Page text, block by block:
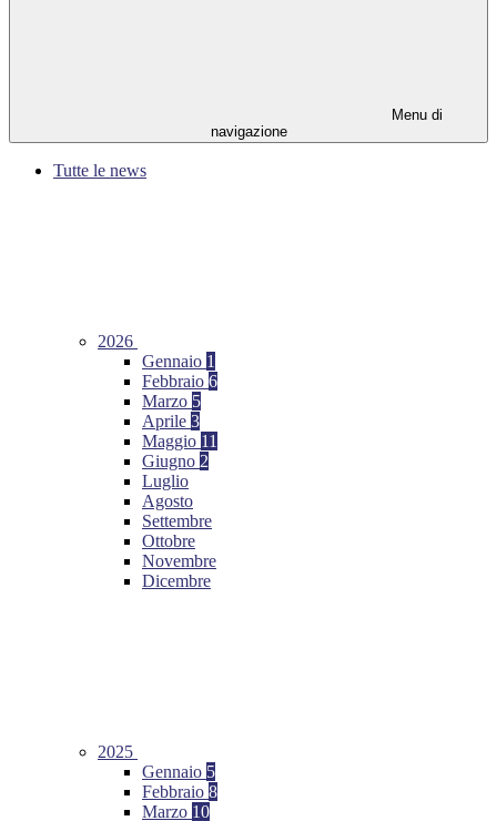
Menu di
navigazione
Tutte le news
2026
Gennaio 1
Febbraio 6
Marzo 5
Aprile 3
Maggio 11
Giugno 2
Luglio
Agosto
Settembre
Ottobre
Novembre
Dicembre
2025
Gennaio 5
Febbraio 8
Marzo 10